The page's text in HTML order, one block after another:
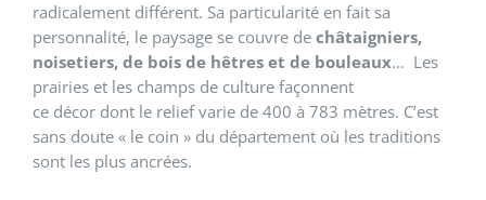
radicalement différent. Sa particularité en fait sa
personnalité, le paysage se couvre de châtaigniers,
noisetiers, de bois de hêtres et de bouleaux… Les
prairies et les champs de culture façonnent
ce décor dont le relief varie de 400 à 783 mètres. C’est
sans doute « le coin » du département où les traditions
sont les plus ancrées.